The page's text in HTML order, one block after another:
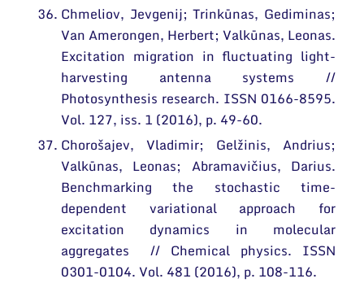
Chmeliov, Jevgenij; Trinkūnas, Gediminas;
Van Amerongen, Herbert; Valkūnas, Leonas.
Excitation migration in fluctuating light-
harvesting antenna systems //
Photosynthesis research. ISSN 0166-8595.
Vol. 127, iss. 1 (2016), p. 49-60.
Chorošajev, Vladimir; Gelžinis, Andrius;
Valkūnas, Leonas; Abramavičius, Darius.
Benchmarking the stochastic time-
dependent variational approach for
excitation dynamics in molecular
aggregates // Chemical physics. ISSN
0301-0104. Vol. 481 (2016), p. 108-116.